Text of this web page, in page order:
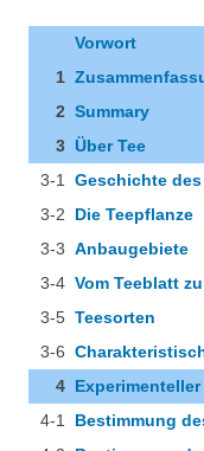
Projekte
Eduthek
Herbarium
Arzneipflanzen im
Perlonfasern
Suppenchemie
Experimente mit Oxi-
Chemie im alten
Videos unter dem
Vorwort
1
2 Summary
3 Über Tee
3-1
Geschichte des
3-2
Die Teepflanze
3-3 Anbaugebiete
3-4 Vom Teeblatt
3-5 Teesorten
3-6
4 Experimenteller
4-1
Bestimmung